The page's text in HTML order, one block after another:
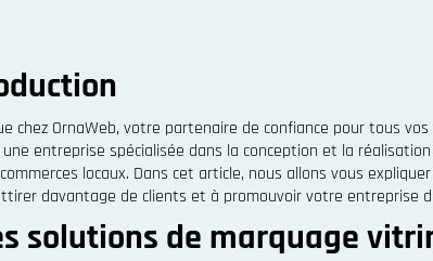
chez OrnaWeb, votre partenaire de confiance pour tous
entreprise spécialisée dans la conception et la
locaux. Dans cet article, nous allons vous
davantage de clients et à promouvoir votre entreprise
solutions de marquage